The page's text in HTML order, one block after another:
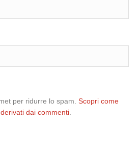
per ridurre lo spam.Scopri come
dai commenti